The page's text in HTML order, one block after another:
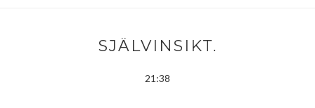
SJÄLVINSIKT.
21:38